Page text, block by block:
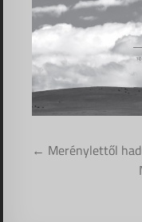
Bejegyzés
← Merénylettől